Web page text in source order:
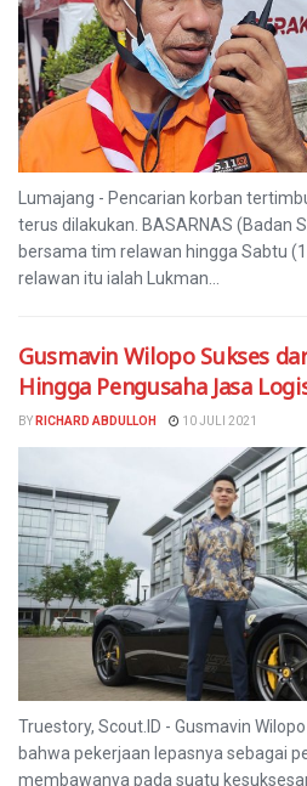
Lumajang - Pencarian korban
terus dilakukan. BASARNAS (Badan
bersama tim relawan hingga Sabtu
relawan itu ialah Lukman...
Gusmavin Wilopo Sukses
Hingga Pengusaha Jasa
BY RICHARD ABDULLOH 10 JULI 2021
Truestory, Scout.ID - Gusmavin
bahwa pekerjaan lepasnya sebagai
membawanya pada suatu